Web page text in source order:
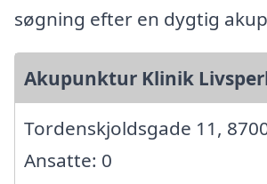
søgning efter en dygtig
Akupunktur Klinik
Tordenskjoldsgade 11,
Ansatte: 0